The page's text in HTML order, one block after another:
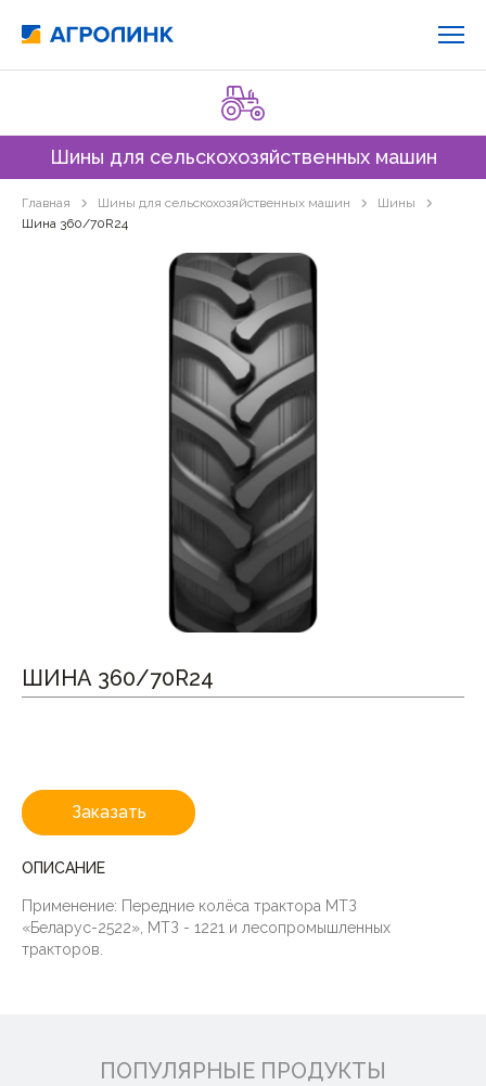
Шины для сельскохозяйственных машин
Главная Шины для сельскохозяйственных машин
Шины
Шина 360/70R24
ШИНА 360/70R24
Заказать
ОПИСАНИЕ
Применение: Передние колёса трактора МТЗ
«Беларус-2522», МТЗ - 1221 и лесопромышленных
тракторов.
ПОПУЛЯРНЫЕ ПРОДУКТЫ